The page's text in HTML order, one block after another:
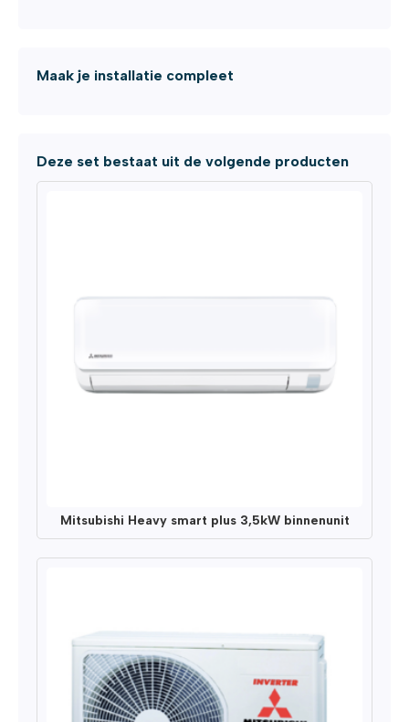
Maak je installatie compleet
Deze set bestaat uit de volgende producten
Mitsubishi Heavy smart plus 3,5kW binnenunit